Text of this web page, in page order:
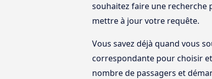
souhaitez faire une recherche
mettre à jour votre requête.
Vous savez déjà quand vous
correspondante pour choisir
nombre de passagers et